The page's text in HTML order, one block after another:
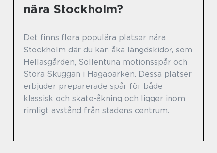
nära Stockholm?
Det finns flera populära platser nära
Stockholm där du kan åka längdskidor, som
Hellasgården, Sollentuna motionsspår och
Stora Skuggan i Hagaparken. Dessa platser
erbjuder preparerade spår för både
klassisk och skate-åkning och ligger inom
rimligt avstånd från stadens centrum.